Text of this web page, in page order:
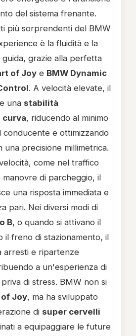
del sistema frenante.
più sorprendenti del BMW
è la fluidità e la
guida, grazie alla perfetta
of Joy e BMW Dynamic
. A velocità elevate, il
una stabilità
curva, riducendo al minimo
conducente e ottimizzando
una precisione millimetrica.
come nel traffico
di parcheggio, il
una risposta immediata e
pari. Nei diversi modi di
B, o quando si attivano il
il freno di stazionamento, il
arresti e ripartenze
a un'esperienza di
di stress. BMW non si
Joy, ma ha sviluppato
di super cervelli
a equipaggiare le future